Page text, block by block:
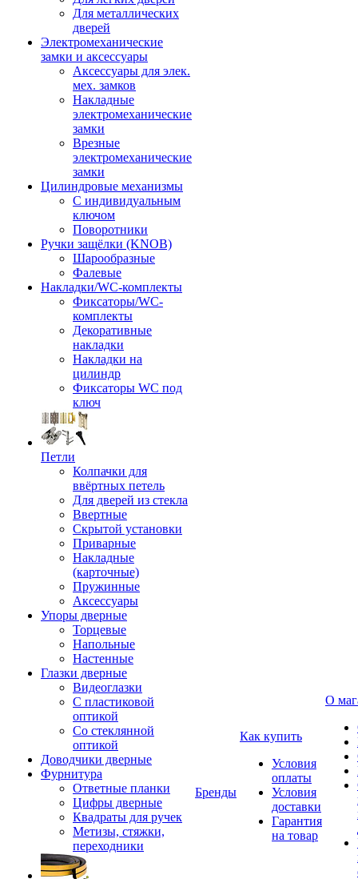
Для металлических
дверей
Электромеханические
замки и аксессуары
Аксессуары для элек.
мех. замков
Накладные
электромеханические
замки
Врезные
электромеханические
замки
Цилиндровые механизмы
С индивидуальным
ключом
Поворотники
Ручки защёлки (KNOB)
Шарообразные
Фалевые
Накладки/WC-комплекты
Фиксаторы/WC-
комплекты
Декоративные
накладки
Накладки на
цилиндр
Фиксаторы WC под
ключ
Петли
Колпачки для
ввёртных петель
Для дверей из стекла
Ввертные
Скрытой установки
Приварные
Накладные
(карточные)
Пружинные
Аксессуары
Упоры дверные
Торцевые
Напольные
Настенные
Глазки дверные
Видеоглазки
С пластиковой
оптикой
Со стеклянной
оптикой
Доводчики дверные
Фурнитура
Ответные планки
Цифры дверные
Квадраты для ручек
Метизы, стяжки,
переходники
Бренды
Как купить
Условия
оплаты
Условия
доставки
Гарантия
на товар
О